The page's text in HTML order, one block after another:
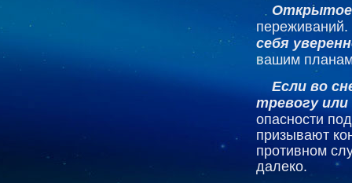
переживаний.
себя
вашим
Если во
тревогу
опасности
призывают
противном
далеко.